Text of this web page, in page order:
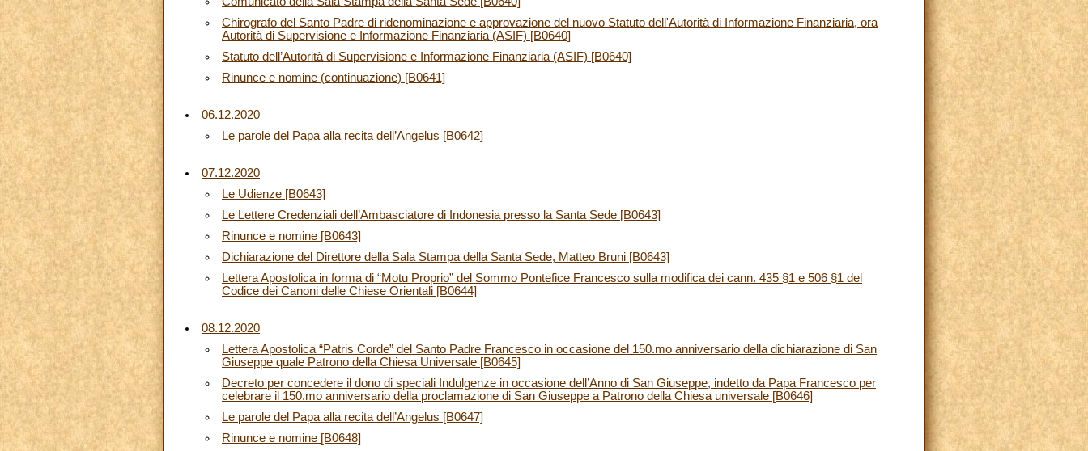
Chirografo del Santo Padre di ridenominazione e approvazione del nuovo Statuto dell'Autorità di Informazione Finanziaria, ora
Autorità di Supervisione e Informazione Finanziaria (ASIF) [B0640]
Statuto dell’Autorità di Supervisione e Informazione Finanziaria (ASIF) [B0640]
Rinunce e nomine (continuazione) [B0641]
06.12.2020
Le parole del Papa alla recita dell’Angelus [B0642]
07.12.2020
Le Udienze [B0643]
Le Lettere Credenziali dell’Ambasciatore di Indonesia presso la Santa Sede [B0643]
Rinunce e nomine [B0643]
Dichiarazione del Direttore della Sala Stampa della Santa Sede, Matteo Bruni [B0643]
Lettera Apostolica in forma di “Motu Proprio” del Sommo Pontefice Francesco sulla modifica dei cann. 435 §1 e 506 §1 del
Codice dei Canoni delle Chiese Orientali [B0644]
08.12.2020
Lettera Apostolica “Patris Corde” del Santo Padre Francesco in occasione del 150.mo anniversario della dichiarazione di San
Giuseppe quale Patrono della Chiesa Universale [B0645]
Decreto per concedere il dono di speciali Indulgenze in occasione dell’Anno di San Giuseppe, indetto da Papa Francesco per
celebrare il 150.mo anniversario della proclamazione di San Giuseppe a Patrono della Chiesa universale [B0646]
Le parole del Papa alla recita dell’Angelus [B0647]
Rinunce e nomine [B0648]